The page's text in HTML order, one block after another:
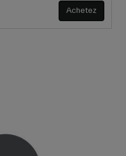
Achetez